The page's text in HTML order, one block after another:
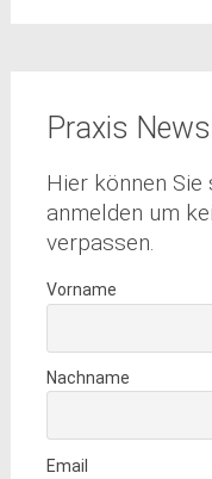
Praxis
Hier können
anmelden um
verpassen.
Vorname
Nachname
Email